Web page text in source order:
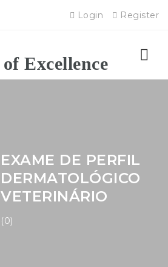
Login Register
EXAME DE PERFIL
DERMATOLÓGICO
VETERINÁRIO
(0)